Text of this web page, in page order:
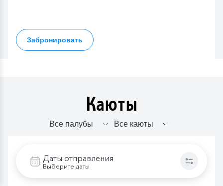
Даты отправления
Выберите даты
Забронировать
Каюты